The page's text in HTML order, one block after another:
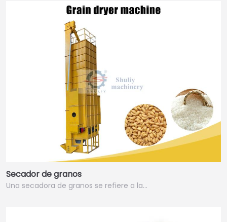
Secador de granos
Una secadora de granos se refiere a la…